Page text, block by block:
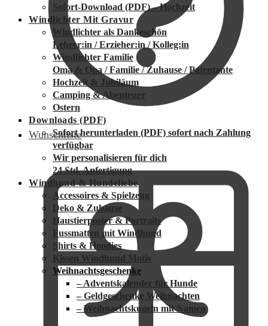
Wunschliste
Sofort-Download (PDF) – Hochzeit
Windlichter Mit Gravur
Windlichter als Dankeschön
Lehrer:in / Erzieher:in / Kolleg:in
Windlichter Familie
Oma & Opa / Familie / Zuhause / Patentante
Hochzeit & Jubiläum
Camping & Abenteuer
Ostern
Downloads (PDF)
Sofort herunterladen (PDF) sofort nach Zahlung
verfügbar
Wir personalisieren für dich
24 Std. Anfertigung
Windhund & Hundeliebe
Accessoires & Spielzeug
Deko & Zuhause
Haustierposter & Portraits
Fussmatten mit Windhund
Shirts & Hoodies
Kissen Windhund Motiv
Weihnachtsgeschenke
– Adventskalender für Hunde
– Geldgeschenke Weihnachten
– Weihnachtskugeln mit Namen